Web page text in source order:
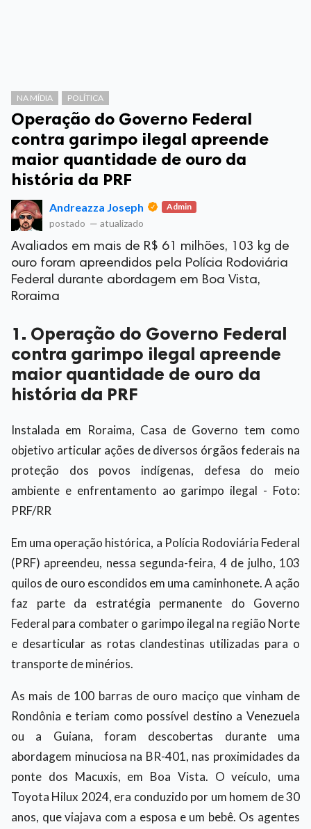
NA MÍDIA POLÍTICA
Operação do Governo Federal
contra garimpo ilegal apreende
maior quantidade de ouro da
história da PRF
Andreazza Joseph Admin
postado — atualizado
Avaliados em mais de R$ 61 milhões, 103 kg de
ouro foram apreendidos pela Polícia Rodoviária
Federal durante abordagem em Boa Vista,
Roraima
1. Operação do Governo Federal
contra garimpo ilegal apreende
maior quantidade de ouro da
história da PRF
Instalada em Roraima, Casa de Governo tem como
objetivo articular ações de diversos órgãos federais na
proteção dos povos indígenas, defesa do meio
ambiente e enfrentamento ao garimpo ilegal - Foto:
PRF/RR
Em uma operação histórica, a Polícia Rodoviária Federal
(PRF) apreendeu, nessa segunda-feira, 4 de julho, 103
quilos de ouro escondidos em uma caminhonete. A ação
faz parte da estratégia permanente do Governo
Federal para combater o garimpo ilegal na região Norte
e desarticular as rotas clandestinas utilizadas para o
transporte de minérios.
As mais de 100 barras de ouro maciço que vinham de
Rondônia e teriam como possível destino a Venezuela
ou a Guiana, foram descobertas durante uma
abordagem minuciosa na BR-401, nas proximidades da
ponte dos Macuxis, em Boa Vista. O veículo, uma
Toyota Hilux 2024, era conduzido por um homem de 30
anos, que viajava com a esposa e um bebê. Os agentes